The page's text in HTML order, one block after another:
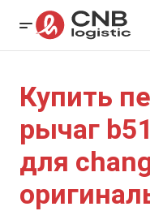
Купить
рычаг
для